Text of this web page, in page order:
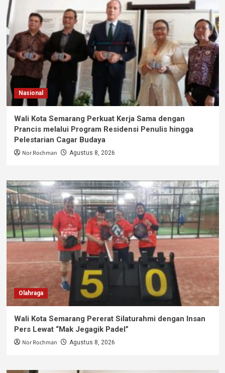
Nasional
Wali Kota Semarang Perkuat Kerja Sama dengan
Prancis melalui Program Residensi Penulis hingga
Pelestarian Cagar Budaya
Nor Rochman Agustus 8, 2026
Olahraga
Wali Kota Semarang Pererat Silaturahmi dengan Insan
Pers Lewat “Mak Jegagik Padel”
Nor Rochman Agustus 8, 2026